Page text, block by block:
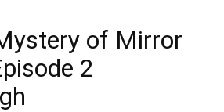
of Mirror
2